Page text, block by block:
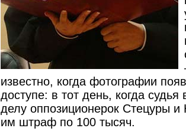
известно, когда фотографии
доступе: в тот день, когда
делу оппозиционерок Стецуры и
им штраф по 100 тысяч.